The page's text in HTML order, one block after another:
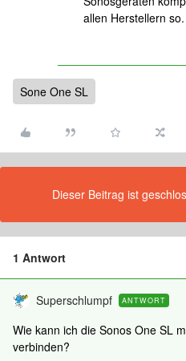
allen Herstellern so.
Sone One SL
Dieser Beitrag ist
1 Antwort
Superschlumpf ANTWORT
Wie kann ich die Sonos One SL
verbinden?